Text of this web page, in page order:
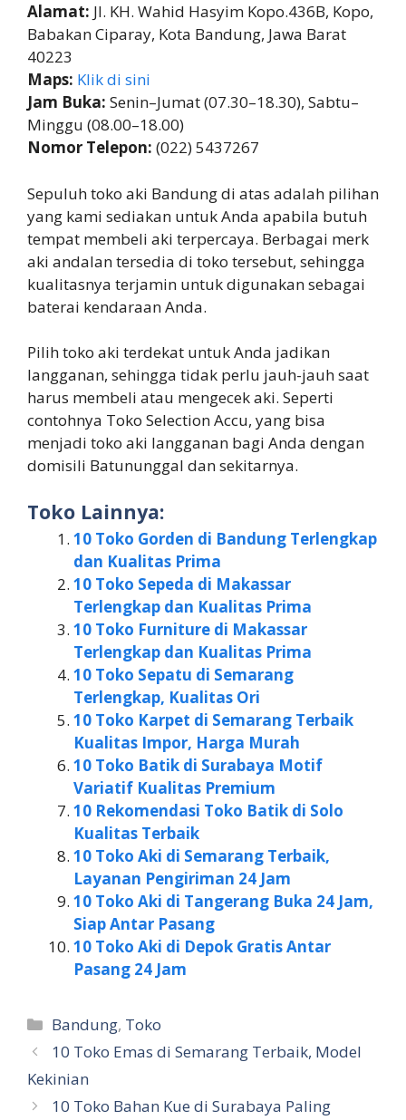
Alamat: Jl. KH. Wahid Hasyim Kopo.436B, Kopo,
Babakan Ciparay, Kota Bandung, Jawa Barat
40223
Maps: Klik di sini
Jam Buka: Senin–Jumat (07.30–18.30), Sabtu–
Minggu (08.00–18.00)
Nomor Telepon: (022) 5437267
Sepuluh toko aki Bandung di atas adalah pilihan
yang kami sediakan untuk Anda apabila butuh
tempat membeli aki terpercaya. Berbagai merk
aki andalan tersedia di toko tersebut, sehingga
kualitasnya terjamin untuk digunakan sebagai
baterai kendaraan Anda.
Pilih toko aki terdekat untuk Anda jadikan
langganan, sehingga tidak perlu jauh-jauh saat
harus membeli atau mengecek aki. Seperti
contohnya Toko Selection Accu, yang bisa
menjadi toko aki langganan bagi Anda dengan
domisili Batununggal dan sekitarnya.
Toko Lainnya:
10 Toko Gorden di Bandung Terlengkap
dan Kualitas Prima
10 Toko Sepeda di Makassar
Terlengkap dan Kualitas Prima
10 Toko Furniture di Makassar
Terlengkap dan Kualitas Prima
10 Toko Sepatu di Semarang
Terlengkap, Kualitas Ori
10 Toko Karpet di Semarang Terbaik
Kualitas Impor, Harga Murah
10 Toko Batik di Surabaya Motif
Variatif Kualitas Premium
10 Rekomendasi Toko Batik di Solo
Kualitas Terbaik
10 Toko Aki di Semarang Terbaik,
Layanan Pengiriman 24 Jam
10 Toko Aki di Tangerang Buka 24 Jam,
Siap Antar Pasang
10 Toko Aki di Depok Gratis Antar
Pasang 24 Jam
Kategori
Bandung, Toko
10 Toko Emas di Semarang Terbaik, Model
Kekinian
10 Toko Bahan Kue di Surabaya Paling